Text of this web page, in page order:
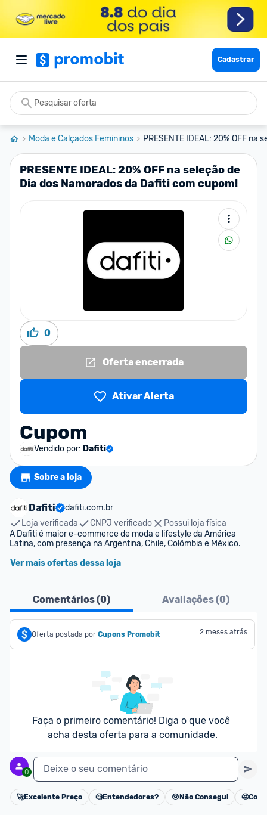
Cadastrar
Moda e Calçados Femininos PRESENTE IDEAL: 20% OFF na
PRESENTE IDEAL: 20% OFF na seleção de
Dia dos Namorados da Dafiti com cupom!
0
Oferta encerrada
Ativar Alerta
Cupom
Vendido por: Dafiti
Sobre a loja
Dafiti
dafiti.com.br
Loja verificada
CNPJ verificado
Possui loja física
A Dafiti é maior e-commerce de moda e lifestyle da América
Latina, com presença na Argentina, Chile, Colômbia e México.
Ver mais ofertas dessa loja
Comentários (0) Avaliações (0)
Oferta postada por Cupons Promobit 2 meses atrás
Faça o primeiro comentário! Diga o que você
acha desta oferta para a comunidade.
0 Deixe o seu comentário
Cancelar
🚀Excelente Preço 🧐Entendedores? 😢 Não Consegui 🤩